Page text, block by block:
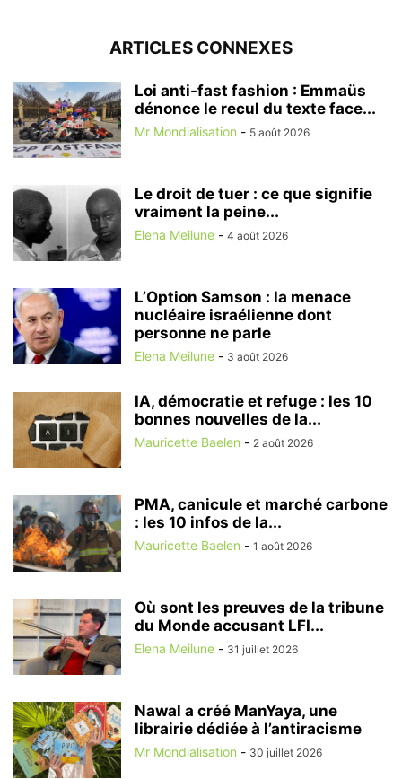
ARTICLES CONNEXES
Loi anti-fast fashion : Emmaüs
dénonce le recul du texte face...
Mr Mondialisation - 5 août 2026
Le droit de tuer : ce que signifie
vraiment la peine...
Elena Meilune - 4 août 2026
L’Option Samson : la menace
nucléaire israélienne dont
personne ne parle
Elena Meilune - 3 août 2026
IA, démocratie et refuge : les 10
bonnes nouvelles de la...
Mauricette Baelen - 2 août 2026
PMA, canicule et marché carbone
: les 10 infos de la...
Mauricette Baelen - 1 août 2026
Où sont les preuves de la tribune
du Monde accusant LFI...
Elena Meilune - 31 juillet 2026
Nawal a créé ManYaya, une
librairie dédiée à l’antiracisme
Mr Mondialisation - 30 juillet 2026